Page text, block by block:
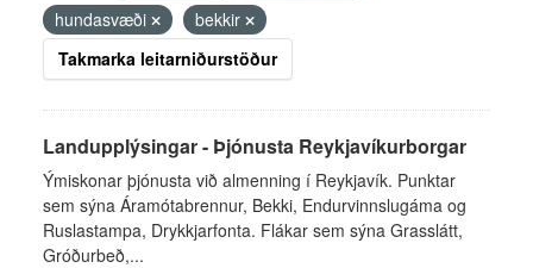
hundasvæði
bekkir
Takmarka leitarniðurstöður
Landupplýsingar - Þjónusta Reykjavíkurborgar
Ýmiskonar þjónusta við almenning í Reykjavík. Punktar
sem sýna Áramótabrennur, Bekki, Endurvinnslugáma og
Ruslastampa, Drykkjarfonta. Flákar sem sýna Grasslátt,
Gróðurbeð,...